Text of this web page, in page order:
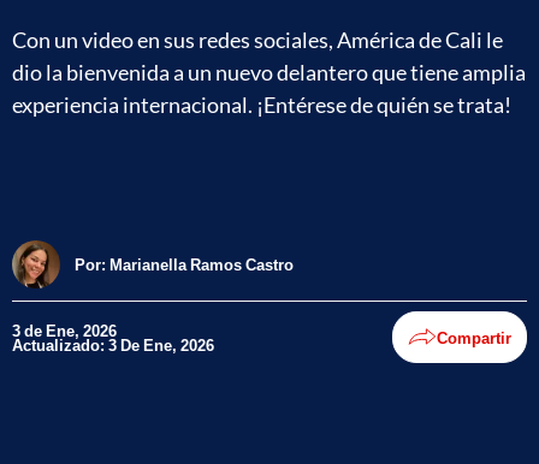
Con un video en sus redes sociales, América de Cali le
dio la bienvenida a un nuevo delantero que tiene amplia
experiencia internacional. ¡Entérese de quién se trata!
Por: Marianella Ramos Castro
3 de Ene, 2026
Actualizado: 3 De Ene, 2026 Compartir